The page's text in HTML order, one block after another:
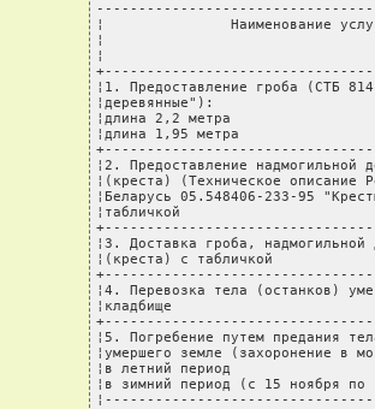
¦               Наименование
¦
¦
¦1. Предоставление гроба
¦деревянные"):
¦длина 2,2 метра
¦длина 1,95 метра
¦2. Предоставление
¦(креста) (Техническое
¦Беларусь 05.548406-233-95
¦табличкой
¦3. Доставка гроба,
¦(креста) с табличкой
¦4. Перевозка тела
¦кладбище
¦5. Погребение путем
¦умершего земле
¦в летний период
¦в зимний период (с 15 ноября